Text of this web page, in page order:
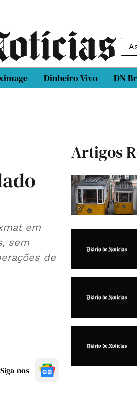
Dinheiro Vivo DN
em
sem
de
Siga-nos
Artigos